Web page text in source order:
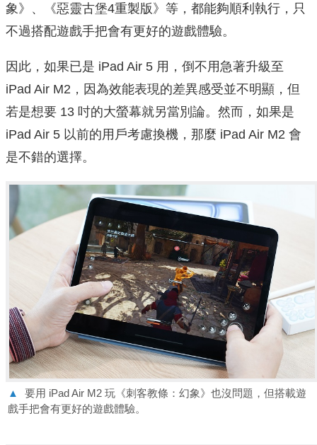
象》、《惡靈古堡4重製版》等，都能夠順利執行，只
不過搭配遊戲手把會有更好的遊戲體驗。
因此，如果已是 iPad Air 5 用，倒不用急著升級至
iPad Air M2，因為效能表現的差異感受並不明顯，但
若是想要 13 吋的大螢幕就另當別論。然而，如果是
iPad Air 5 以前的用戶考慮換機，那麼 iPad Air M2 會
是不錯的選擇。
▲
要用 iPad Air M2 玩《刺客教條：幻象》也沒問題，但搭載遊
戲手把會有更好的遊戲體驗。